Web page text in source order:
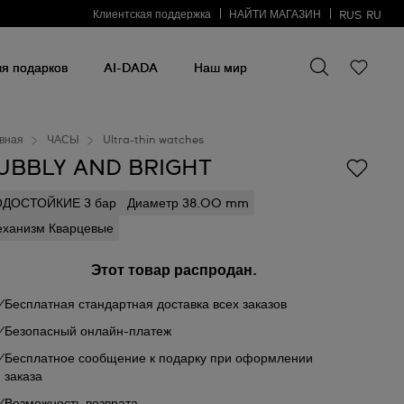
Клиентская поддержка НАЙТИ МАГАЗИН RUS RU
подарков AI-DADA Наш мир
что-
то
ЧАСЫ Ultra-thin watches
AND BRIGHT
3 бар
Диаметр 38.00 mm
Кварцевые
Этот товар распродан.
Бесплатная стандартная доставка всех заказов
Безопасный онлайн-платеж
Бесплатное сообщение к подарку при оформлении
заказа